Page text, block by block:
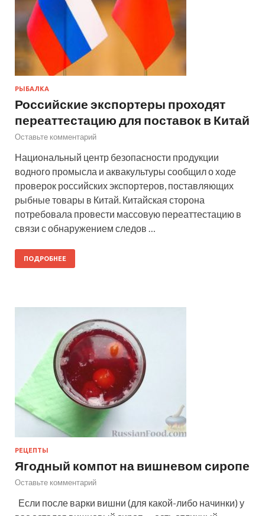
РЫБАЛКА
Российские экспортеры проходят
переаттестацию для поставок в Китай
Оставьте комментарий
Национальный центр безопасности продукции
водного промысла и аквакультуры сообщил о ходе
проверок российских экспортеров, поставляющих
рыбные товары в Китай. Китайская сторона
потребовала провести массовую переаттестацию в
связи с обнаружением следов …
ПОДРОБНЕЕ
РЕЦЕПТЫ
Ягодный компот на вишневом сиропе
Оставьте комментарий
Если после варки вишни (для какой-либо начинки) у